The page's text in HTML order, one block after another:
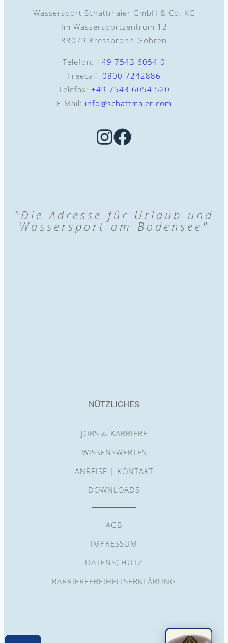
Wassersport Schattmaier GmbH & Co. KG
Im Wassersportzentrum 12
88079 Kressbronn-Gohren
Telefon: +49 7543 6054 0
Freecall: 0800 7242886
Telefax: +49 7543 6054 520
E-Mail: info@schattmaier.com
"Die Adresse für Urlaub und
Wassersport am Bodensee"
NÜTZLICHES
JOBS & KARRIERE
WISSENSWERTES
ANREISE | KONTAKT
DOWNLOADS
AGB
IMPRESSUM
DATENSCHUTZ
BARRIEREFREIHEITSERKLÄRUNG